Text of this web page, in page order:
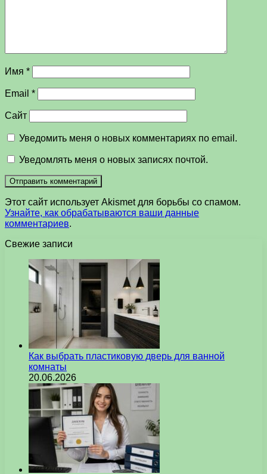
Имя *
Email *
Сайт
Уведомить меня о новых комментариях по email.
Уведомлять меня о новых записях почтой.
Этот сайт использует Akismet для борьбы со спамом.
Узнайте, как обрабатываются ваши данные
комментариев.
Свежие записи
Как выбрать пластиковую дверь для ванной
комнаты
20.06.2026